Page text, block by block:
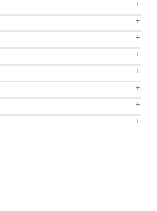
+
+
+
+
+
+
+
+